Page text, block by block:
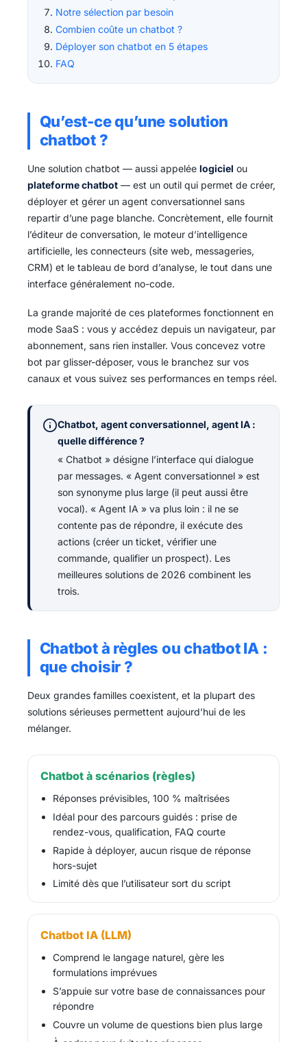
Notre sélection par besoin
Combien coûte un chatbot ?
Déployer son chatbot en 5 étapes
FAQ
Qu’est-ce qu’une solution
chatbot ?
Une solution chatbot — aussi appelée logiciel ou
plateforme chatbot — est un outil qui permet de créer,
déployer et gérer un agent conversationnel sans
repartir d’une page blanche. Concrètement, elle fournit
l’éditeur de conversation, le moteur d’intelligence
artificielle, les connecteurs (site web, messageries,
CRM) et le tableau de bord d’analyse, le tout dans une
interface généralement no-code.
La grande majorité de ces plateformes fonctionnent en
mode SaaS : vous y accédez depuis un navigateur, par
abonnement, sans rien installer. Vous concevez votre
bot par glisser-déposer, vous le branchez sur vos
canaux et vous suivez ses performances en temps réel.
Chatbot, agent conversationnel, agent IA :
quelle différence ?
« Chatbot » désigne l’interface qui dialogue
par messages. « Agent conversationnel » est
son synonyme plus large (il peut aussi être
vocal). « Agent IA » va plus loin : il ne se
contente pas de répondre, il exécute des
actions (créer un ticket, vérifier une
commande, qualifier un prospect). Les
meilleures solutions de 2026 combinent les
trois.
Chatbot à règles ou chatbot IA :
que choisir ?
Deux grandes familles coexistent, et la plupart des
solutions sérieuses permettent aujourd’hui de les
mélanger.
Chatbot à scénarios (règles)
Réponses prévisibles, 100 % maîtrisées
Idéal pour des parcours guidés : prise de
rendez-vous, qualification, FAQ courte
Rapide à déployer, aucun risque de réponse
hors-sujet
Limité dès que l’utilisateur sort du script
Chatbot IA (LLM)
Comprend le langage naturel, gère les
formulations imprévues
S’appuie sur votre base de connaissances pour
répondre
Couvre un volume de questions bien plus large